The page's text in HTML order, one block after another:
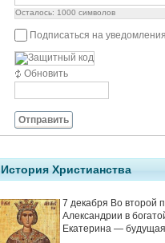
Осталось: 1000 символов
Подписаться на
Обновить
Отправить
История Христианства
7 декабря Во второй
Александрии в
Екатерина — будущая